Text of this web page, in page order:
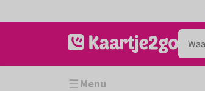
naar
naar
Menu